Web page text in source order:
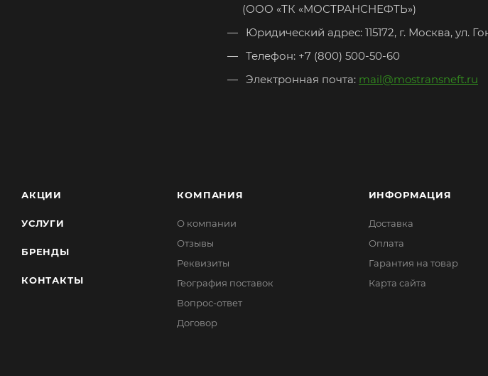
(ООО «ТК «МОСТРАНСНЕФТЬ»)
Юридический адрес: 115172, г. Москва, ул.
Телефон: +7 (800) 500-50-60
Электронная почта: mail@mostransneft.ru
АКЦИИ
УСЛУГИ
БРЕНДЫ
КОНТАКТЫ
КОМПАНИЯ
О компании
Отзывы
Реквизиты
География поставок
Вопрос-ответ
Договор
ИНФОРМАЦИЯ
Доставка
Оплата
Гарантия на товар
Карта сайта